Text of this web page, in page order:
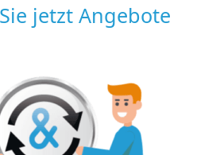
jetzt Angebote